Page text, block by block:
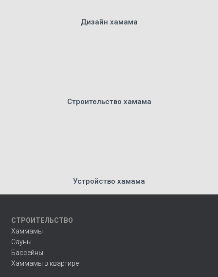
Дизайн хамама
Строительство хамама
Устройство хамама
СТРОИТЕЛЬСТВО
Хаммамы
Сауны
Бассейны
Хаммамы в квартире